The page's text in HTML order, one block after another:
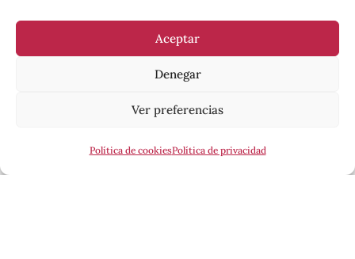
Aceptar
Denegar
Ver preferencias
Política de cookiesPolítica de privacidad